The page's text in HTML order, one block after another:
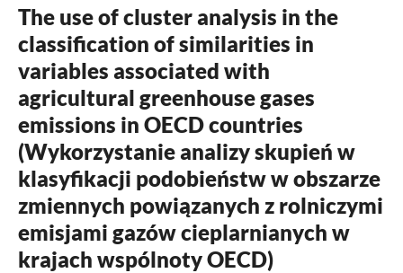
The use of cluster analysis in the
classification of similarities in
variables associated with
agricultural greenhouse gases
emissions in OECD countries
(Wykorzystanie analizy skupień w
klasyfikacji podobieństw w obszarze
zmiennych powiązanych z rolniczymi
emisjami gazów cieplarnianych w
krajach wspólnoty OECD)